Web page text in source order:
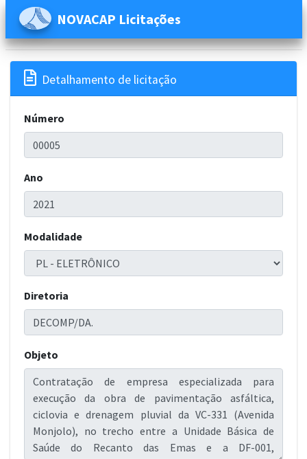
NOVACAP Licitações
 Detalhamento de licitação
Número
Ano
Modalidade
Diretoria
Objeto